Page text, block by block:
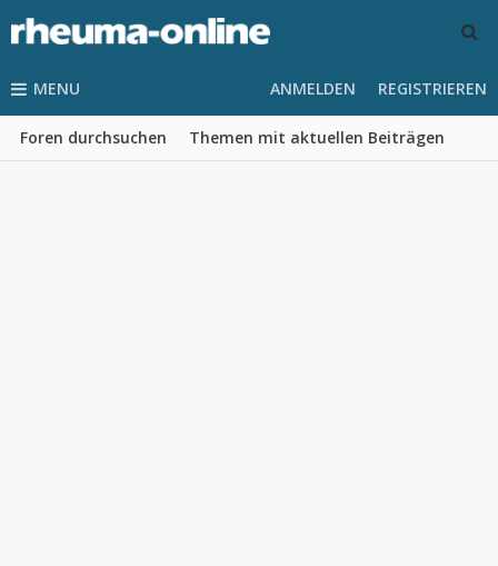
MENU
Foren durchsuchen Themen mit aktuellen Beiträgen
ANMELDEN REGISTRIEREN